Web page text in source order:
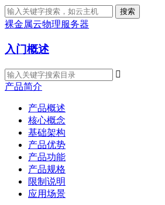
搜索
裸金属云物理服务器
入门概述

产品简介
产品概述
核心概念
基础架构
产品优势
产品功能
产品规格
限制说明
应用场景